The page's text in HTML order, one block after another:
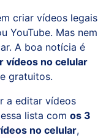
criar vídeos legais
YouTube. Mas nem
A boa notícia é
vídeos no celular
gratuitos.
a editar vídeos
lista com os 3
no celular,